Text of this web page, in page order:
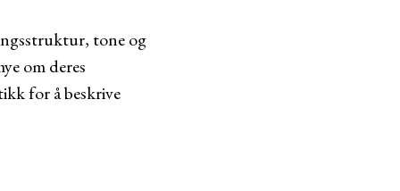
tone og
om deres
for å beskrive